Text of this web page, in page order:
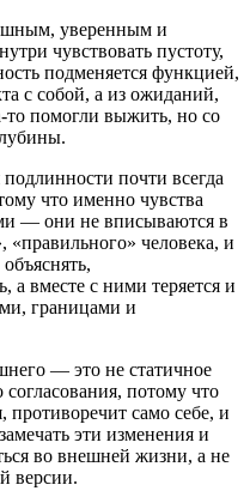
уверенным и
чувствовать пустоту,
подменяется функцией,
с собой, а из ожиданий,
то помогли выжить, но со
почти всегда
что именно чувства
— они не вписываются в
«правильного» человека, и
а вместе с ними теряется и
границами и
— это не статичное
согласования, потому что
противоречит само себе, и
эти изменения и
во внешней жизни, а не
версии.